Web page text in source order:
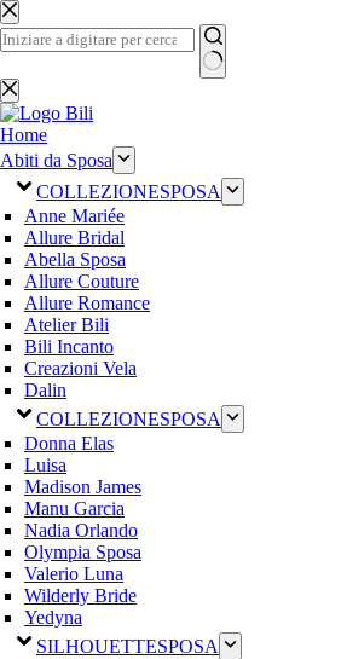
Salta
al
contenuto
Nessun
risultato
Home
Abiti da Sposa
COLLEZIONESPOSA
Anne Mariée
Allure Bridal
Abella Sposa
Allure Couture
Allure Romance
Atelier Bili
Bili Incanto
Creazioni Vela
Dalin
COLLEZIONESPOSA
Donna Elas
Luisa
Madison James
Manu Garcia
Nadia Orlando
Olympia Sposa
Valerio Luna
Wilderly Bride
Yedyna
SILHOUETTESPOSA